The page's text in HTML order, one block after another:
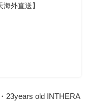
外直送】
23years old INTHERA